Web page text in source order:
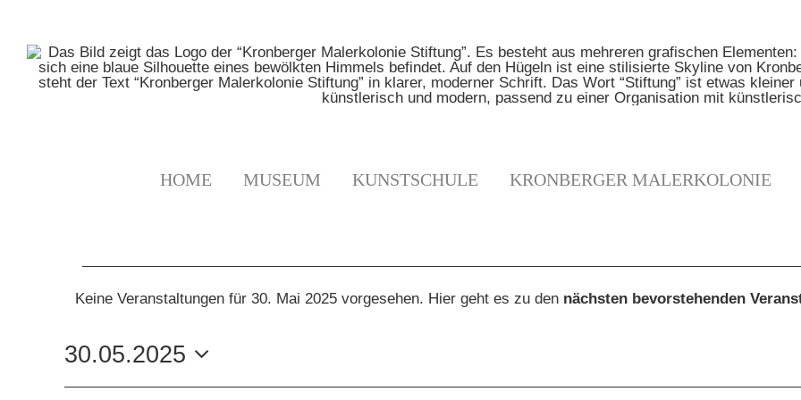
springen
HOME MUSEUM KUNSTSCHULE KRONBERGER MALERKOLONIE
VERANSTALTUNGEN
FÜR
30.
Keine Veranstaltungen für 30. Mai 2025 vorgesehen. Hier geht es zu den nächsten bevorstehenden
30.05.2025
Datum